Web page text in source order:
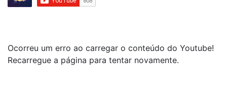
Ocorreu um erro ao carregar o conteúdo do Youtube!
Recarregue a página para tentar novamente.